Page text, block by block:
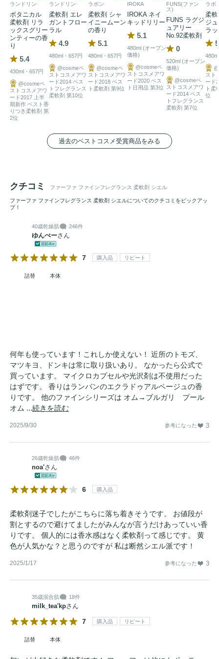
ランドリン
ボタニカル
柔軟剤 リラ
ックスグリー
ンティーの香
り
5.4
430ml・657円
@cosmeベ
ストコスメアワ
ード2017 上半
期新作 ベスト香
りつき柔軟剤 第
2位
ランドリン
柔軟剤 エレ
ガントフロー
ラル
4.9
480ml・657円
@cosmeベ
ストコスメアワ
ード2014 ベス
トフレグランス
柔軟剤 第10位
ラボン
柔軟剤 シャ
イニームーン
の香り
5.1
480ml・657円
@cosmeベ
ストコスメアワ
ード2018 ベス
ト柔軟剤 第9位
IROKA
IROKA ネイ
キッドリリー
5.1
480ml (オープン
価格)
@cosmeベ
ストコスメアワ
ード2020 ベス
ト日用品 第3位
FUNS(ファン
ス)
FUNS ラグジ
ュアリー
No.92柔軟剤
0
520ml (オープン
価格)
@cosmeベ
ストコスメアワ
ード2014 ベス
トフレグランス
柔軟剤 第7位
ラボ
柔
ジ
ラ
スト
ード
ト柔
位
過去のベストコスメ受賞商品をみる
クチコミ ファーファ ファインフレグランス 柔軟剤 シエル
ファーファ ファインフレグランス 柔軟剤 シエルについてのクチコミをピックアッ
プ！
40歳乾燥肌 246件
ゆんぺーさん
7 購入品 リピート
詰替 本体
何年も使っています！これしか使えない！ 近所のトモズ、
マツキヨ、ドンキは常に取り扱いあり。 なかったら公式で
買っています。 マイクロカプセルや光沢剤は不使用だった
はずです。 香りはランバンのエクラドゥアルページュの香
りです。 他のファインシリーズは オム→ブルガリ プール
オム ...続きを読む
2025/9/30 参考になった 3
26歳乾燥肌 46件
noa'さん
6 購入品
柔軟剤迷子でしたがこちらに落ち着きそうです。 お値段が
割とするので避けてましたがみんなが言うだけあっていい香
りです。 個人的には香水感はなく柔軟剤って感じです。 黄
色が人気かな？と思うのですが 私は断然シエル派です！
2025/1/17 参考になった 3
35歳混合肌 18件
milk_tea'kpさん
7 購入品 リピート
詰替 本体